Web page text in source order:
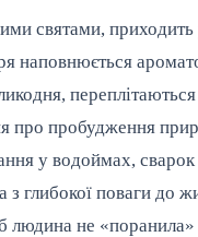
святами,
наповнюється
про пробудження
у водоймах,
з глибокої поваги до
людина не